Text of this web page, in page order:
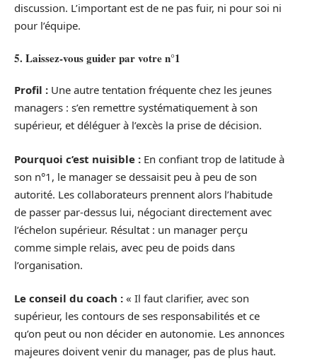
discussion. L’important est de ne pas fuir, ni pour soi ni
pour l’équipe.
5. Laissez-vous guider par votre n°1
Profil : Une autre tentation fréquente chez les jeunes
managers : s’en remettre systématiquement à son
supérieur, et déléguer à l’excès la prise de décision.
Pourquoi c’est nuisible : En confiant trop de latitude à
son n°1, le manager se dessaisit peu à peu de son
autorité. Les collaborateurs prennent alors l’habitude
de passer par-dessus lui, négociant directement avec
l’échelon supérieur. Résultat : un manager perçu
comme simple relais, avec peu de poids dans
l’organisation.
Le conseil du coach : « Il faut clarifier, avec son
supérieur, les contours de ses responsabilités et ce
qu’on peut ou non décider en autonomie. Les annonces
majeures doivent venir du manager, pas de plus haut.